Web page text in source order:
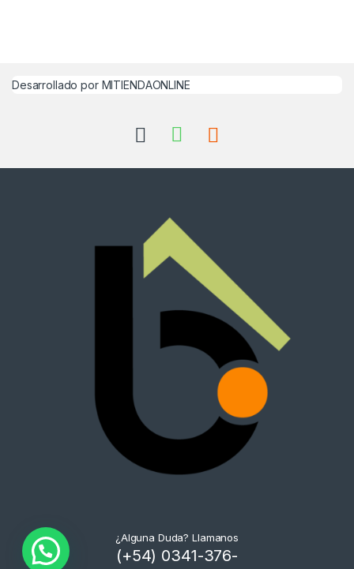
Desarrollado por MITIENDAONLINE
¿Alguna Duda? Llamanos
(+54) 0341-376-